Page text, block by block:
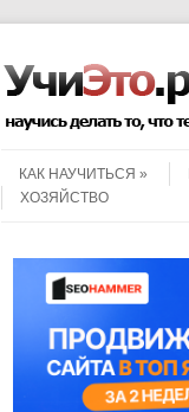
КАК НАУЧИТЬСЯ
ХОЗЯЙСТВО